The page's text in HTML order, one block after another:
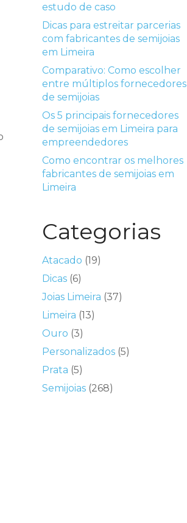
estudo de caso
Dicas para estreitar parcerias
com fabricantes de semijoias
em Limeira
Comparativo: Como escolher
entre múltiplos fornecedores
de semijoias
Os 5 principais fornecedores
de semijoias em Limeira para
empreendedores
Como encontrar os melhores
fabricantes de semijoias em
Limeira
Categorias
Atacado (19)
Dicas(6)
Joias Limeira (37)
Limeira (13)
Ouro (3)
Personalizados(5)
Prata (5)
Semijoias(268)